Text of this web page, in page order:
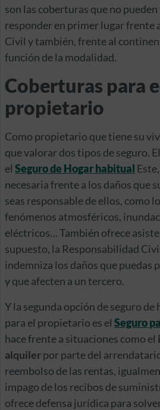
son las coberturas que no
responder en primer lugar frente
Civil y también, frente al
función de la modalidad.
Coberturas para
propietario
Como propietario que tiene su
que valorar dos tipos de seguro.
el Seguro de Hogar habitual
necesaria frente a los daños que
seas responsable de ellos, como
fenómenos atmosféricos,
eléctricos… También ofrece
supuesto, la Responsabilidad
indemniza los daños que puedas
y que afecten a un tercero.
Y la segunda opción de seguro
para el propietario es el Seguro
hace frente a situaciones como el
alquilerpor parte del
reembolso de las rentas,
impago de los recibos de
ofrece defensa jurídica para